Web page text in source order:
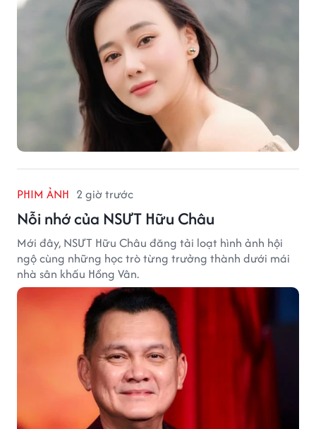
PHIM ẢNH 2 giờ trước
Nỗi nhớ của NSƯT Hữu Châu
Mới đây, NSƯT Hữu Châu đăng tải loạt hình ảnh hội
ngộ cùng những học trò từng trưởng thành dưới mái
nhà sân khấu Hồng Vân.